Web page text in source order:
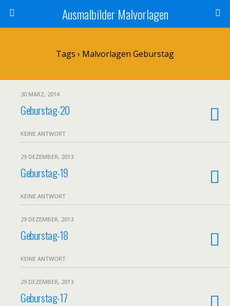
Ausmalbilder Malvorlagen
Tags › Malvorlagen Geburstag
30 MÄRZ, 2014
Geburstag-20
KEINE ANTWORT
29 DEZEMBER, 2013
Geburstag-19
KEINE ANTWORT
29 DEZEMBER, 2013
Geburstag-18
KEINE ANTWORT
29 DEZEMBER, 2013
Geburstag-17